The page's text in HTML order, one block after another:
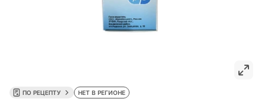
ПО РЕЦЕПТУ НЕТ В РЕГИОНЕ